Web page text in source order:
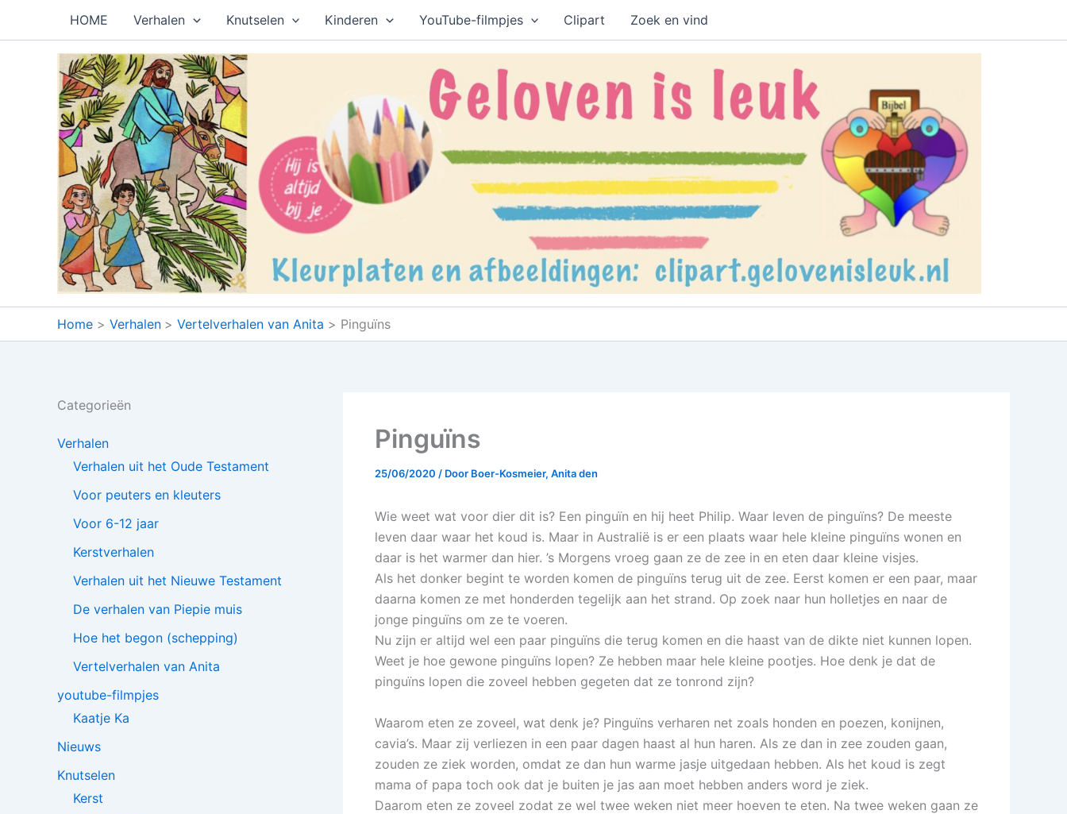
HOME Verhalen Knutselen Kinderen YouTube-filmpjes Clipart Zoek en vind
Home Verhalen Vertelverhalen van Anita Pinguïns
Categorieën
Verhalen
Verhalen uit het Oude Testament
Voor peuters en kleuters
Voor 6-12 jaar
Kerstverhalen
Verhalen uit het Nieuwe Testament
De verhalen van Piepie muis
Hoe het begon (schepping)
Vertelverhalen van Anita
youtube-filmpjes
Kaatje Ka
Nieuws
Knutselen
Kerst
Pinguïns
25/06/2020 / Door Boer-Kosmeier, Anita den
Wie weet wat voor dier dit is? Een pinguïn en hij heet Philip. Waar leven de pinguïns? De meeste
leven daar waar het koud is. Maar in Australië is er een plaats waar hele kleine pinguïns wonen en
daar is het warmer dan hier. ’s Morgens vroeg gaan ze de zee in en eten daar kleine visjes.
Als het donker begint te worden komen de pinguïns terug uit de zee. Eerst komen er een paar, maar
daarna komen ze met honderden tegelijk aan het strand. Op zoek naar hun holletjes en naar de
jonge pinguïns om ze te voeren.
Nu zijn er altijd wel een paar pinguïns die terug komen en die haast van de dikte niet kunnen lopen.
Weet je hoe gewone pinguïns lopen? Ze hebben maar hele kleine pootjes. Hoe denk je dat de
pinguïns lopen die zoveel hebben gegeten dat ze tonrond zijn?
Waarom eten ze zoveel, wat denk je? Pinguïns verharen net zoals honden en poezen, konijnen,
cavia’s. Maar zij verliezen in een paar dagen haast al hun haren. Als ze dan in zee zouden gaan,
zouden ze ziek worden, omdat ze dan hun warme jasje uitgedaan hebben. Als het koud is zegt
mama of papa toch ook dat je buiten je jas aan moet hebben anders word je ziek.
Daarom eten ze zoveel zodat ze wel twee weken niet meer hoeven te eten. Na twee weken gaan ze